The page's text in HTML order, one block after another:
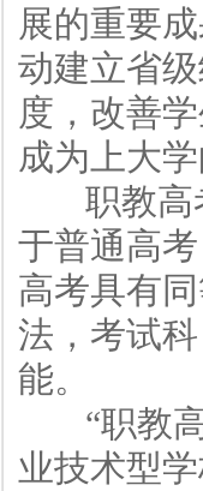
展的重要
动建立省
度，改善
成为上大
职教高考
于普通高
高考具有
法，考试
能。
“职教高
业技术型